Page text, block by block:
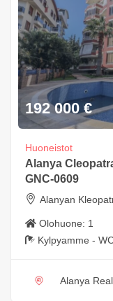
192 000 €
Huoneistot
Alanya
GNC-0609
Alanyan
Olohuone: 1
Kylpyamme -
Alanya